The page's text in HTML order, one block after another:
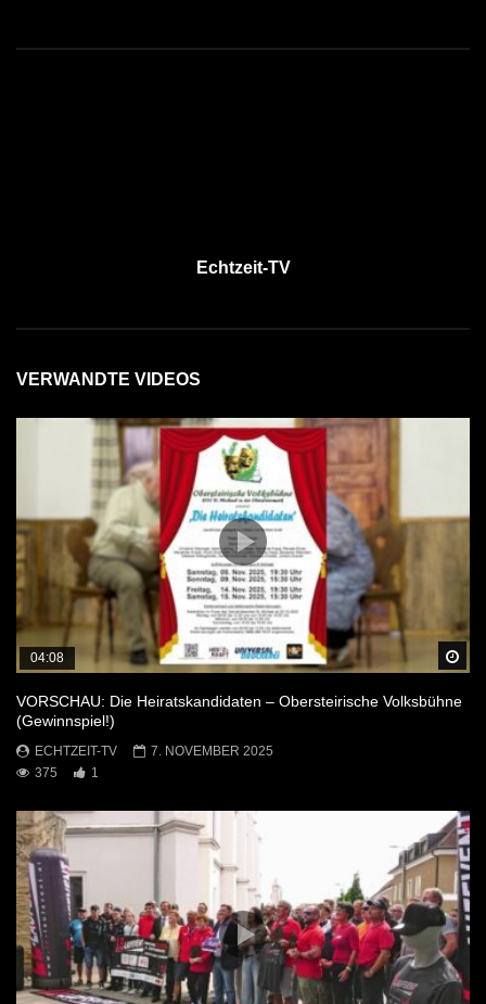
Echtzeit-TV
VERWANDTE VIDEOS
04:08
VORSCHAU: Die Heiratskandidaten – Obersteirische Volksbühne
(Gewinnspiel!)
ECHTZEIT-TV
7. NOVEMBER 2025
375
1